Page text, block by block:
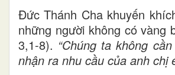
Đức Thánh Cha khuyến
những người không có vàng
3,1-8). “Chúng ta không
nhận ra nhu cầu của anh chị